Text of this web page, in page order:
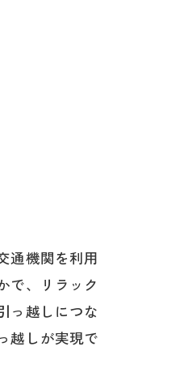
通機関を利用
で、リラック
っ越しにつな
越しが実現で